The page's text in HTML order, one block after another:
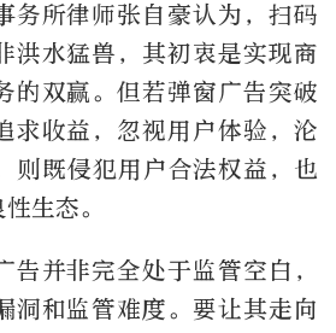
务所律师张自豪认为，扫码
洪水猛兽，其初衷是实现商
的双赢。但若弹窗广告突破
求收益，忽视用户体验，沦
既侵犯用户合法权益，也
生态。
告并非完全处于监管空白，
洞和监管难度。要让其走向